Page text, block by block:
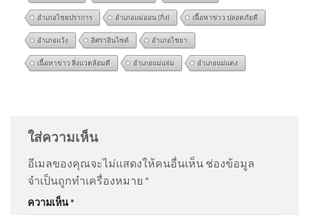
อำเภอไชยปราการ อำเภอแม่ออน (กิ่ง) เนื้อหาข่าว ปลอดภัยดี
อำเภอแว้ง อิศราอินไซด์ อำเภอไชยา
เนื้อหาข่าว สิ่งแวดล้อมดี อำเภอแม่แจ่ม อำเภอแม่แตง
@Model-X45 on
แม่ ‘เต้ ดราก้อนไฟว์’ ใจสลาย ยังคาใจ
ปมเสียชีวิต เผยเส้นทางชีวิต อัพเดทข่าว
ซึมเศร้า…
ใส่ความเห็น
อีเมลของคุณจะไม่แสดงให้คนอื่นเห็น ช่องข้อมูล
จำเป็นถูกทำเครื่องหมาย *
ความเห็น*